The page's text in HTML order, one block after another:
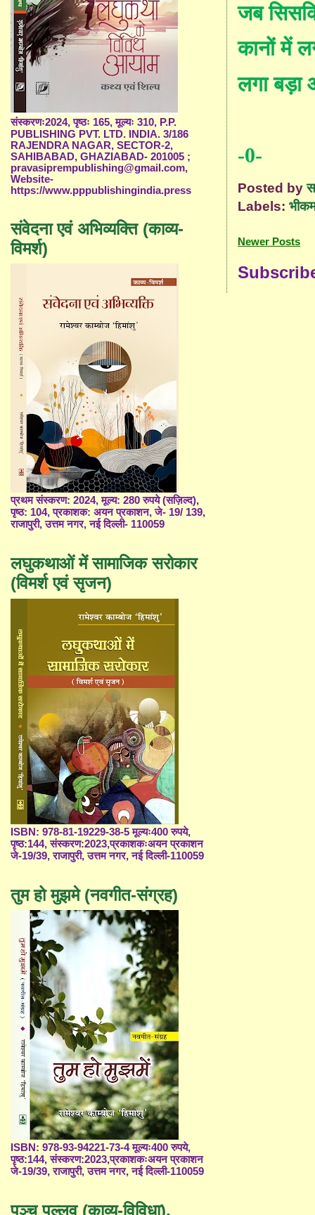
जब
कानों में
लगा बड़ा
-0-
Posted by
Labels:
Newer Posts
संस्करणः2024, पृष्ठः 165, मूल्यः 310, P.P.
PUBLISHING PVT. LTD. INDIA. 3/186
RAJENDRA NAGAR, SECTOR-2,
SAHIBABAD, GHAZIABAD- 201005 ;
pravasiprempublishing@gmail.com,
Website-
https://www.pppublishingindia.press
संवेदना एवं अभिव्यक्ति (काव्य-
विमर्श)
प्रथम संस्करण: 2024, मूल्य: 280 रुपये (सज़िल्द),
पृष्ठ: 104, प्रकाशक: अयन प्रकाशन, जे- 19/ 139,
राजापुरी, उत्तम नगर, नई दिल्ली- 110059
लघुकथाओं में सामाजिक सरोकार
(विमर्श एवं सृजन)
ISBN: 978-81-19229-38-5 मूल्यः400 रुपये,
पृष्ठ:144, संस्करण:2023,प्रकाशकःअयन प्रकाशन
जे-19/39, राजापुरी, उत्तम नगर, नई दिल्ली-110059
तुम हो मुझमे (नवगीत-संग्रह)
ISBN: 978-93-94221-73-4 मूल्यः400 रुपये,
पृष्ठ:144, संस्करण:2023,प्रकाशकःअयन प्रकाशन
जे-19/39, राजापुरी, उत्तम नगर, नई दिल्ली-110059
पञ्च पल्लव (काव्य-विविधा),